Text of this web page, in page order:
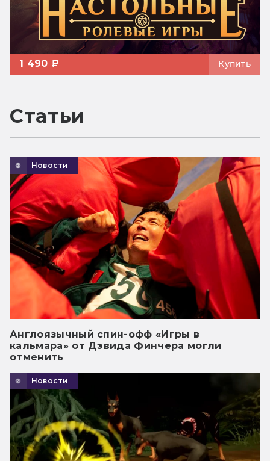
1 490 ₽ Купить
Статьи
Новости
Англоязычный спин-офф «Игры в
кальмара» от Дэвида Финчера могли
отменить
Новости